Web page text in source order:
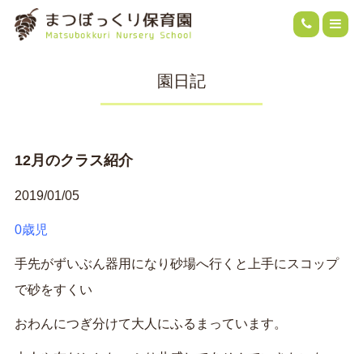
園日記
12月のクラス紹介
2019/01/05
0歳児
手先がずいぶん器用になり砂場へ行くと上手にスコップ
で砂をすくい
おわんにつぎ分けて大人にふるまっています。